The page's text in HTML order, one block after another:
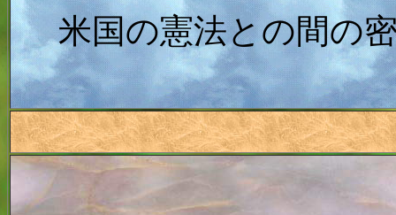
米国の憲法との間の